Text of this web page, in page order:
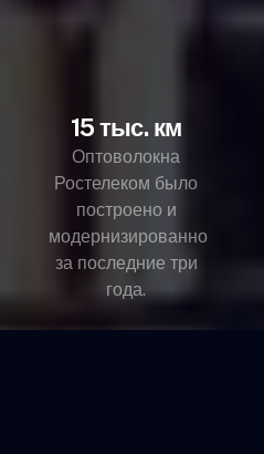
15 тыс. км
Оптоволокна
Ростелеком было
построено и
модернизированно
за последние три
года.